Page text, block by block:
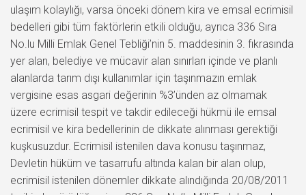
ulaşım kolaylığı, varsa önceki dönem kira ve emsal ecrimisil
bedelleri gibi tüm faktörlerin etkili olduğu, ayrıca 336 Sıra
No.lu Milli Emlak Genel Tebliği’nin 5. maddesinin 3. fıkrasında
yer alan, belediye ve mücavir alan sınırları içinde ve planlı
alanlarda tarım dışı kullanımlar için taşınmazın emlak
vergisine esas asgari değerinin %3’ünden az olmamak
üzere ecrimisil tespit ve takdir edileceği hükmü ile emsal
ecrimisil ve kira bedellerinin de dikkate alınması gerektiği
kuşkusuzdur. Ecrimisil istenilen dava konusu taşınmaz,
Devletin hüküm ve tasarrufu altında kalan bir alan olup,
ecrimisil istenilen dönemler dikkate alındığında 20/08/2011